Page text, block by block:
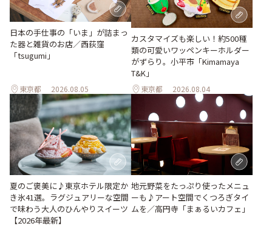
日本の手仕事の「いま」が詰まっ
た器と雑貨のお店／西荻窪
「tsugumi」
東京都 2026.08.05
カスタマイズも楽しい！約500種
類の可愛いワッペンキーホルダー
がずらり。小平市「Kimamaya
T&K」
東京都 2026.08.04
夏のご褒美に♪東京ホテル限定か
き氷41選。ラグジュアリーな空間
で味わう大人のひんやりスイーツ
【2026年最新】
地元野菜をたっぷり使ったメニュ
ーも♪アート空間でくつろぎタイ
ムを／高円寺「まぁるいカフェ」